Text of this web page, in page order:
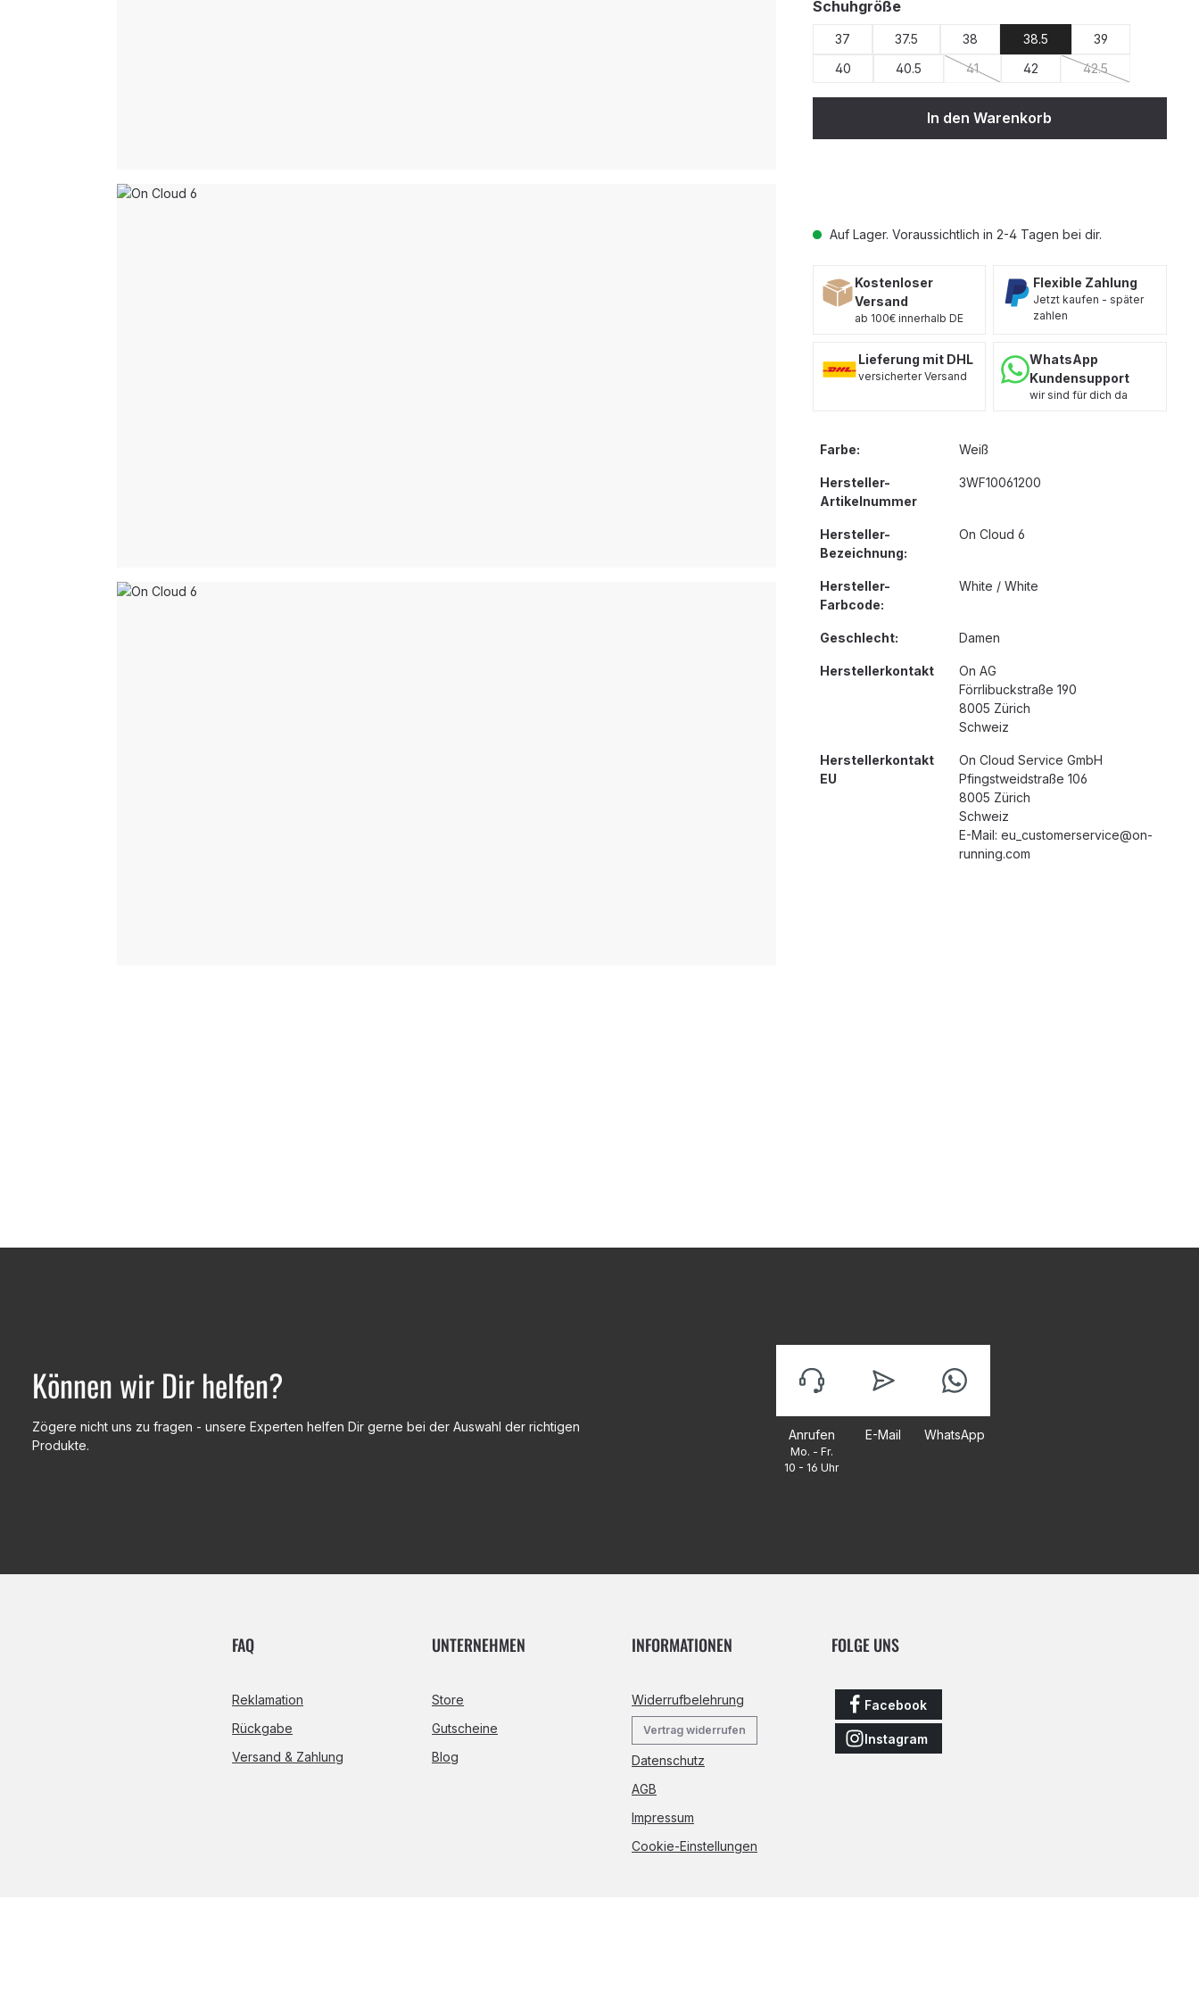
Auf Lager. Voraussichtlich in 2-4 Tagen bei dir.
Schuhgrößeauswählen
37 37.5 38 38.5
39
40
40.5 41
(Diese Option ist zurzeit nicht verfügbar.)
42 42.5
(Diese Option ist
In den Warenkorb
Kostenloser
Versand
ab 100€ innerhalb DE
Flexible Zahlung
Jetzt kaufen - später
zahlen
Lieferung mit DHL
versicherter Versand
WhatsApp
Kundensupport
wir sind für dich da
Farbe: Weiß
Hersteller-
Artikelnummer
3WF10061200
Hersteller-
Bezeichnung:
On Cloud 6
Hersteller-
Farbcode:
White / White
Geschlecht: Damen
Herstellerkontakt
On AG
Förrlibuckstraße 190
8005 Zürich
Schweiz
Herstellerkontakt
EU
On Cloud Service GmbH
Pfingstweidstraße 106
8005 Zürich
Schweiz
E-Mail: eu_customerservice@on-
running.com
Können wir Dir helfen?
Zögere nicht uns zu fragen - unsere Experten helfen Dir gerne bei der Auswahl der richtigen
Produkte.
Anrufen
Mo. - Fr.
10 - 16 Uhr
E-Mail WhatsApp
FAQ
Reklamation
Rückgabe
Versand & Zahlung
UNTERNEHMEN
Store
Gutscheine
Blog
INFORMATIONEN
Widerrufbelehrung
Vertrag widerrufen
Datenschutz
AGB
Impressum
Cookie-Einstellungen
FOLGE UNS
Facebook
Instagram